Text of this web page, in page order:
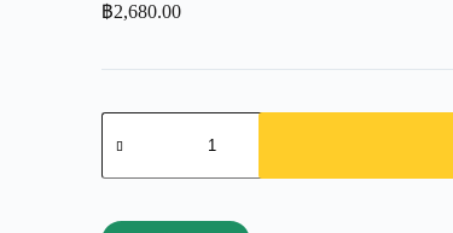
฿2,680.00